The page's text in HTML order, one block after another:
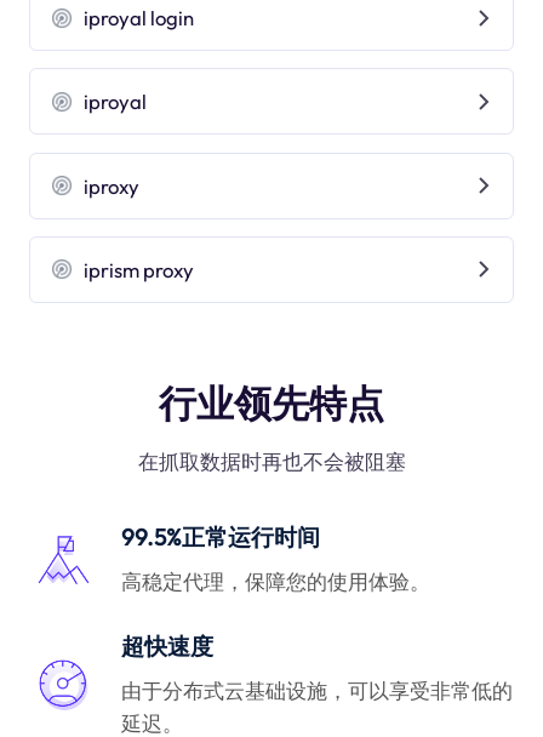
iproyal login
iproyal
iproxy
iprism proxy
行业领先特点
在抓取数据时再也不会被阻塞
99.5%正常运行时间
高稳定代理，保障您的使用体验。
超快速度
由于分布式云基础设施，可以享受非常低的
延迟。